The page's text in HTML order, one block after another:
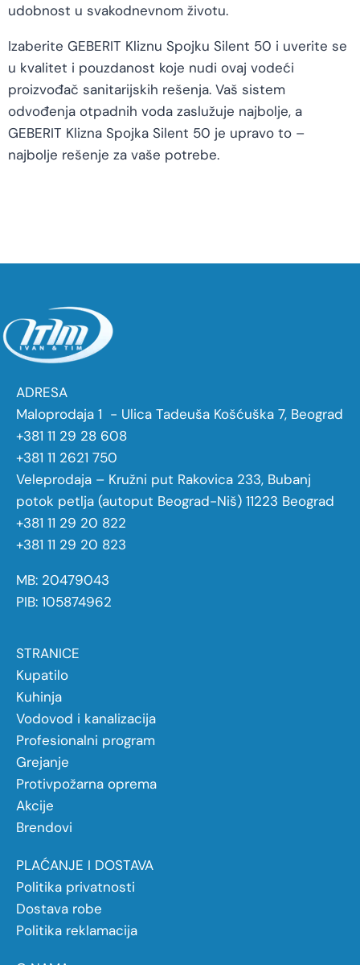
udobnost u svakodnevnom životu.
Izaberite GEBERIT Kliznu Spojku Silent 50 i uverite se
u kvalitet i pouzdanost koje nudi ovaj vodeći
proizvođač sanitarijskih rešenja. Vaš sistem
odvođenja otpadnih voda zaslužuje najbolje, a
GEBERIT Klizna Spojka Silent 50 je upravo to –
najbolje rešenje za vaše potrebe.
ADRESA
Maloprodaja 1 - Ulica Tadeuša Košćuška 7, Beograd
+381 11 29 28 608
+381 11 2621 750
Veleprodaja – Kružni put Rakovica 233, Bubanj
potok petlja (autoput Beograd-Niš) 11223 Beograd
+381 11 29 20 822
+381 11 29 20 823
MB: 20479043
PIB: 105874962
STRANICE
Kupatilo
Kuhinja
Vodovod i kanalizacija
Profesionalni program
Grejanje
Protivpožarna oprema
Akcije
Brendovi
PLAĆANJE I DOSTAVA
Politika privatnosti
Dostava robe
Politika reklamacija